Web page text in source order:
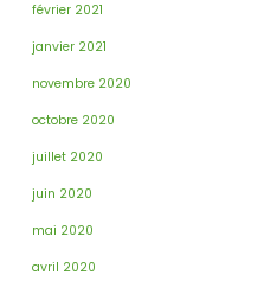
février 2021
janvier 2021
novembre 2020
octobre 2020
juillet 2020
juin 2020
mai 2020
avril 2020